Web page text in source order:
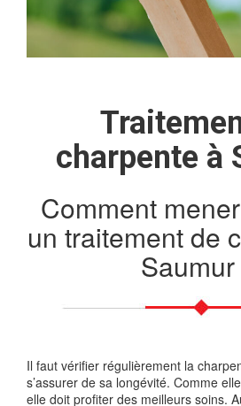
charpente à
Comment
un traitement de
Saumur
Il faut vérifier régulièrement la
s’assurer de sa longévité. Comme
elle doit profiter des meilleurs soins.